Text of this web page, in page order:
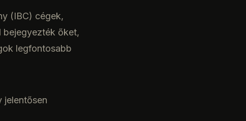
(IBC) cégek,
bejegyezték őket,
legfontosabb
jelentősen